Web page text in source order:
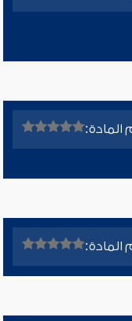
المادة:
المادة: